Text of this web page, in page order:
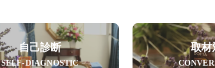
自己診断
SELF-DIAGNOSTIC
取材